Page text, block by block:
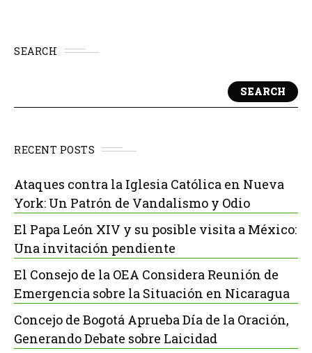
SEARCH
SEARCH
RECENT POSTS
Ataques contra la Iglesia Católica en Nueva
York: Un Patrón de Vandalismo y Odio
El Papa León XIV y su posible visita a México:
Una invitación pendiente
El Consejo de la OEA Considera Reunión de
Emergencia sobre la Situación en Nicaragua
Concejo de Bogotá Aprueba Día de la Oración,
Generando Debate sobre Laicidad